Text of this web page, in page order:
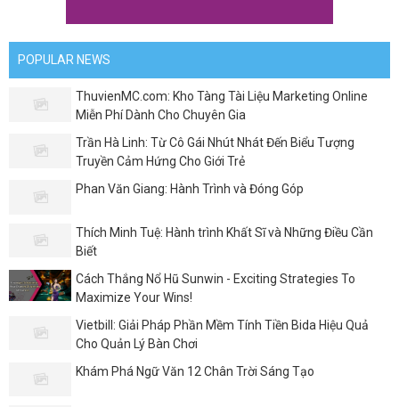
POPULAR NEWS
ThuvienMC.com: Kho Tàng Tài Liệu Marketing Online
Miễn Phí Dành Cho Chuyên Gia
Trần Hà Linh: Từ Cô Gái Nhút Nhát Đến Biểu Tượng
Truyền Cảm Hứng Cho Giới Trẻ
Phan Văn Giang: Hành Trình và Đóng Góp
Thích Minh Tuệ: Hành trình Khất Sĩ và Những Điều Cần
Biết
Cách Thắng Nổ Hũ Sunwin - Exciting Strategies To
Maximize Your Wins!
Vietbill: Giải Pháp Phần Mềm Tính Tiền Bida Hiệu Quả
Cho Quản Lý Bàn Chơi
Khám Phá Ngữ Văn 12 Chân Trời Sáng Tạo